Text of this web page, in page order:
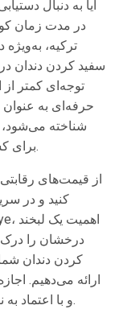
آیا به دنبال
در مدت زمان
ترکیه، به‌ویژه
سفید کردن دندان
توجه‌ای کمتر
حرفه‌ای به عنوان
شناخته می‌شود،
برای کسانی که به نمایش لبخند خود مردد هستند.
از قیمت‌های
کنید و در
درخشان را درک
کردن دندان
ارائه می‌دهیم.
و با اعتماد به نفس هدایت کنیم با خدمات مورد علاقه ما.